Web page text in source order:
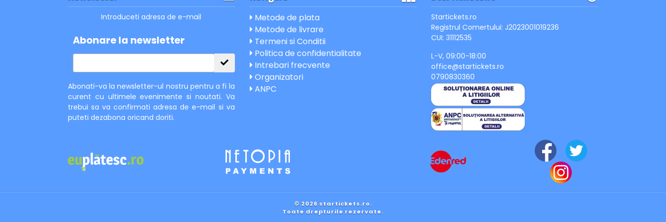
Introduceti adresa de e-mail
Abonare la newsletter
Abonati-va la newsletter-ul nostru pentru a fi la
curent cu ultimele evenimente si noutati. Va
trebui sa va confirmati adresa de e-mail si va
puteti dezabona oricand doriti.
Metode de plata
Metode de livrare
Termeni si Conditii
Politica de confidentialitate
Intrebari frecvente
Organizatori
ANPC
Startickets.ro
Registrul Comertului: J2023001019236
CUI: 31112535
L-V, 09:00-18:00
office@startickets.ro
0790830360
© 2026 startickets.ro.
Toate drepturile rezervate.